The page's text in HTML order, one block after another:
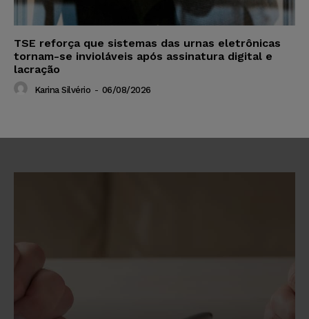
TSE reforça que sistemas das urnas eletrônicas
tornam-se invioláveis após assinatura digital e
lacração
Karina Silvério - 06/08/2026